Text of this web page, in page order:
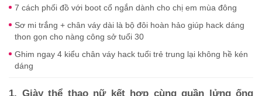
7 cách phối đồ với boot cổ ngắn dành cho chị em mùa đông
Sơ mi trắng + chân váy dài là bộ đôi hoàn hảo giúp hack dáng
thon gọn cho nàng công sở tuổi 30
Ghim ngay 4 kiểu chân váy hack tuổi trẻ trung lại không hề kén
dáng
1. Giày thể thao nữ kết hợp cùng quần lửng ống